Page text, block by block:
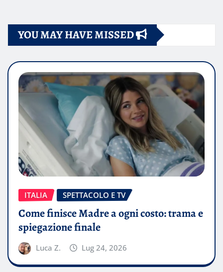
articoli
YOU MAY HAVE MISSED
ITALIA SPETTACOLO E TV
Come finisce Madre a ogni costo: trama e
spiegazione finale
Luca Z. Lug 24, 2026